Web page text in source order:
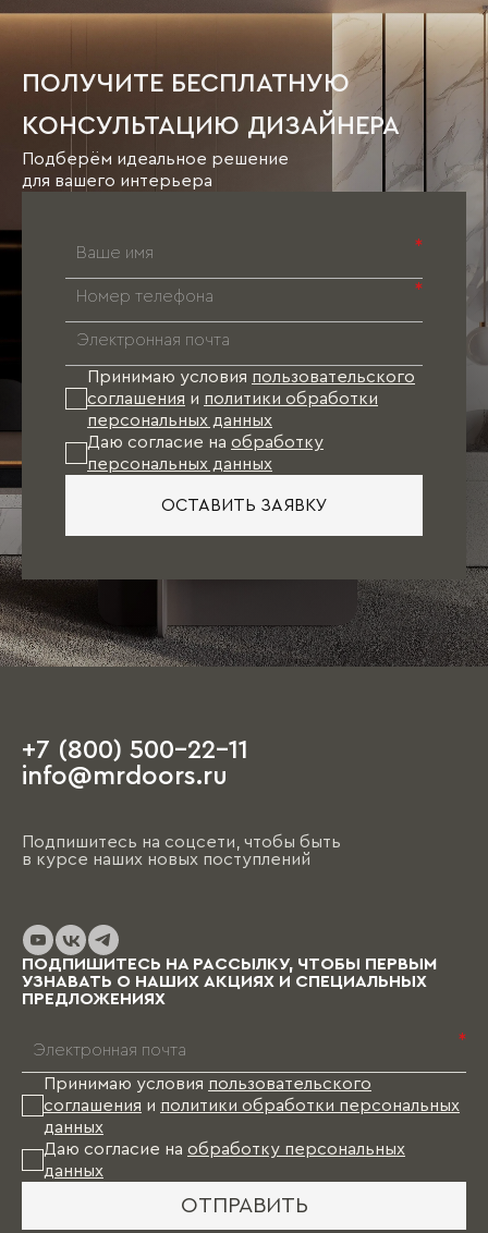
ПОЛУЧИТЕ БЕСПЛАТНУЮ
КОНСУЛЬТАЦИЮ ДИЗАЙНЕРА
Подберём идеальное решение
для вашего интерьера
*
*
Принимаю условия пользовательского
соглашения и политики обработки
персональных данных
Даю согласие на обработку
персональных данных
ОСТАВИТЬ ЗАЯВКУ
+7 (800) 500-22-11
info@mrdoors.ru
Подпишитесь на соцсети, чтобы быть
в курсе наших новых поступлений
ПОДПИШИТЕСЬ НА РАССЫЛКУ, ЧТОБЫ ПЕРВЫМ
УЗНАВАТЬ О НАШИХ АКЦИЯХ И СПЕЦИАЛЬНЫХ
ПРЕДЛОЖЕНИЯХ
*
Принимаю условия пользовательского
соглашения и политики обработки персональных
данных
Даю согласие на обработку персональных
данных
ОТПРАВИТЬ